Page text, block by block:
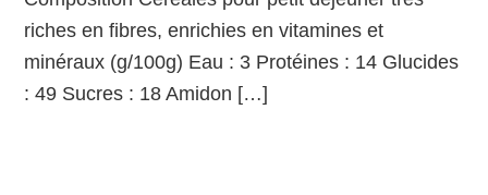
riches en fibres, enrichies en vitamines et
minéraux (g/100g) Eau : 3 Protéines : 14 Glucides
: 49 Sucres : 18 Amidon […]